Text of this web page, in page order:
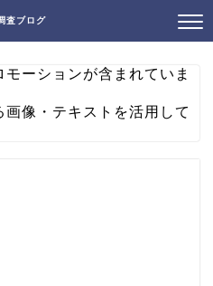
査ブログ
ーションが含まれていま
像・テキストを活用して